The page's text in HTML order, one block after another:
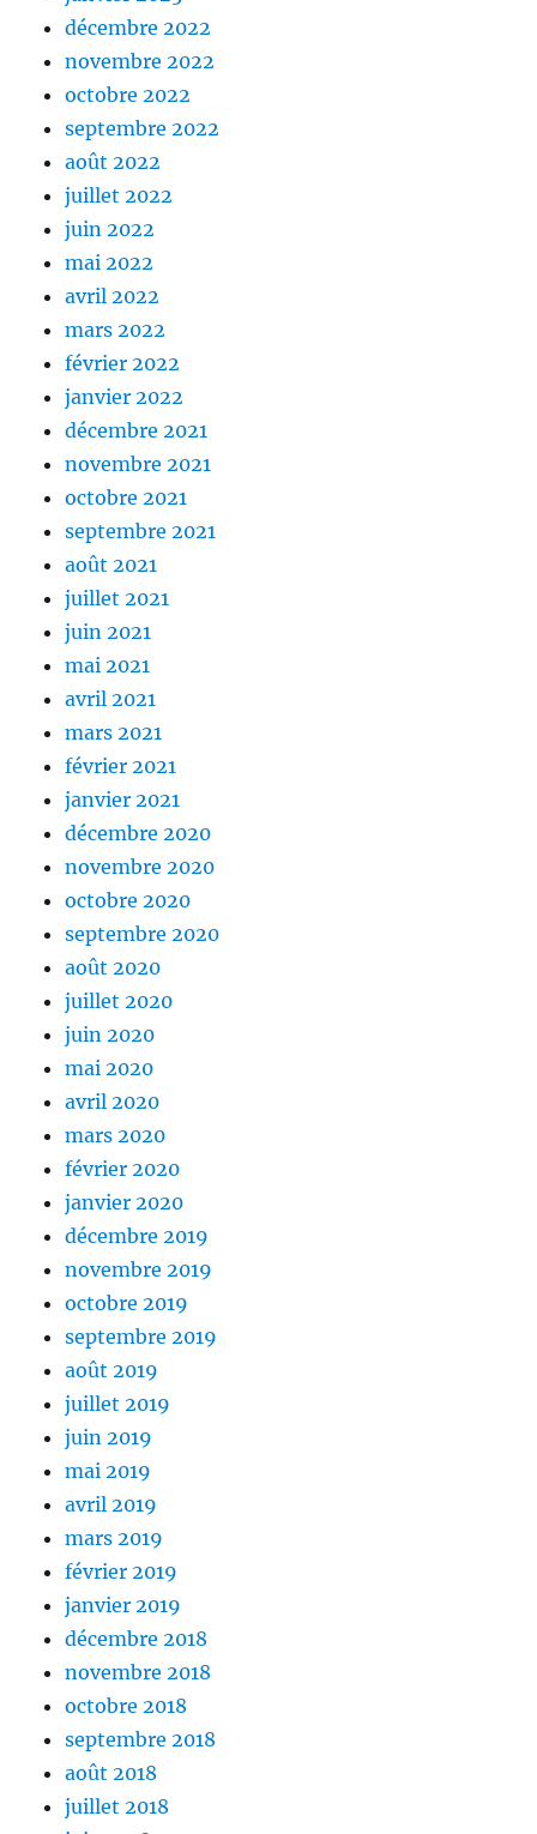
décembre 2022
novembre 2022
octobre 2022
septembre 2022
août 2022
juillet 2022
juin 2022
mai 2022
avril 2022
mars 2022
février 2022
janvier 2022
décembre 2021
novembre 2021
octobre 2021
septembre 2021
août 2021
juillet 2021
juin 2021
mai 2021
avril 2021
mars 2021
février 2021
janvier 2021
décembre 2020
novembre 2020
octobre 2020
septembre 2020
août 2020
juillet 2020
juin 2020
mai 2020
avril 2020
mars 2020
février 2020
janvier 2020
décembre 2019
novembre 2019
octobre 2019
septembre 2019
août 2019
juillet 2019
juin 2019
mai 2019
avril 2019
mars 2019
février 2019
janvier 2019
décembre 2018
novembre 2018
octobre 2018
septembre 2018
août 2018
juillet 2018